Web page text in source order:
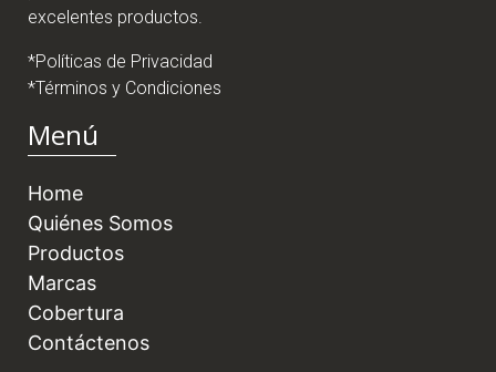
excelentes productos.
*Políticas de Privacidad
*Términos y Condiciones
Menú
Home
Quiénes Somos
Productos
Marcas
Cobertura
Contáctenos